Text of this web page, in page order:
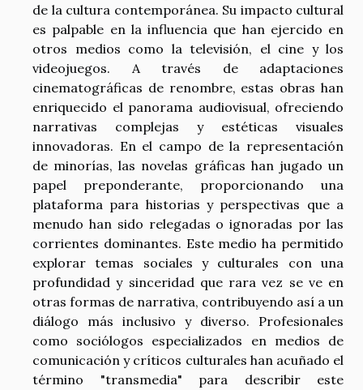
de la cultura contemporánea. Su impacto cultural
es palpable en la influencia que han ejercido en
otros medios como la televisión, el cine y los
videojuegos. A través de adaptaciones
cinematográficas de renombre, estas obras han
enriquecido el panorama audiovisual, ofreciendo
narrativas complejas y estéticas visuales
innovadoras. En el campo de la representación
de minorías, las novelas gráficas han jugado un
papel preponderante, proporcionando una
plataforma para historias y perspectivas que a
menudo han sido relegadas o ignoradas por las
corrientes dominantes. Este medio ha permitido
explorar temas sociales y culturales con una
profundidad y sinceridad que rara vez se ve en
otras formas de narrativa, contribuyendo así a un
diálogo más inclusivo y diverso. Profesionales
como sociólogos especializados en medios de
comunicación y críticos culturales han acuñado el
término "transmedia" para describir este